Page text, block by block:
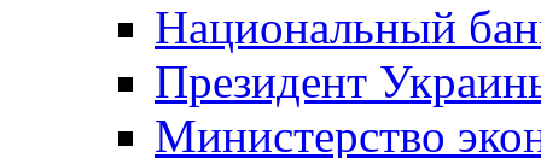
Национальный
Президент
Министерство